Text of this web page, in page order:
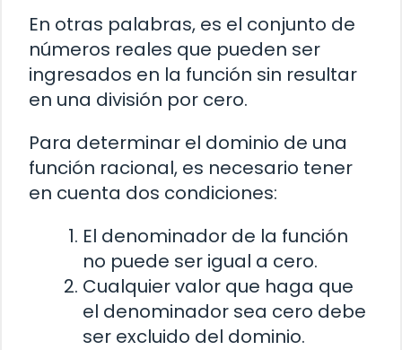
En otras palabras, es el conjunto de
números reales que pueden ser
ingresados en la función sin resultar
en una división por cero.
Para determinar el dominio de una
función racional, es necesario tener
en cuenta dos condiciones:
El denominador de la función
no puede ser igual a cero.
Cualquier valor que haga que
el denominador sea cero debe
ser excluido del dominio.